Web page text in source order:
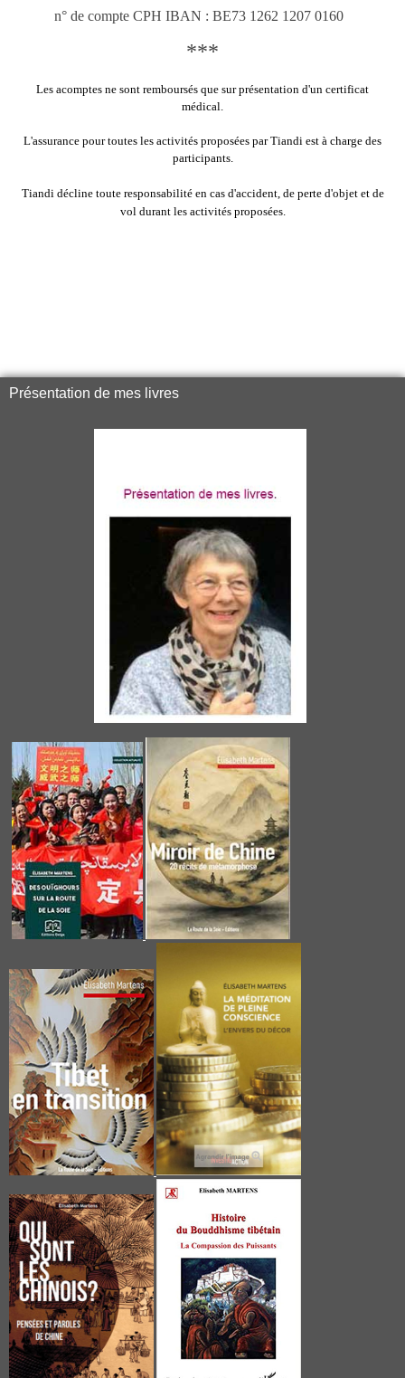
n° de compte CPH IBAN : BE73 1262 1207 0160
***
Les acomptes ne sont remboursés que sur présentation d'un certificat
médical.
L'assurance pour toutes les activités proposées par Tiandi est à charge des
participants.
Tiandi décline toute responsabilité en cas d'accident, de perte d'objet et de
vol durant les activités proposées.
Présentation de mes livres